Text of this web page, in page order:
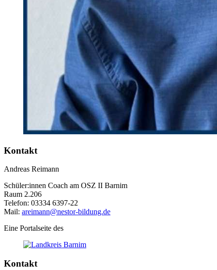
Kontakt
Andreas Reimann
Schüler:innen Coach am OSZ II Barnim
Raum 2.206
Telefon: 03334 6397-22
Mail: areimann@nestor-bildung.de
Eine Portalseite des
Kontakt